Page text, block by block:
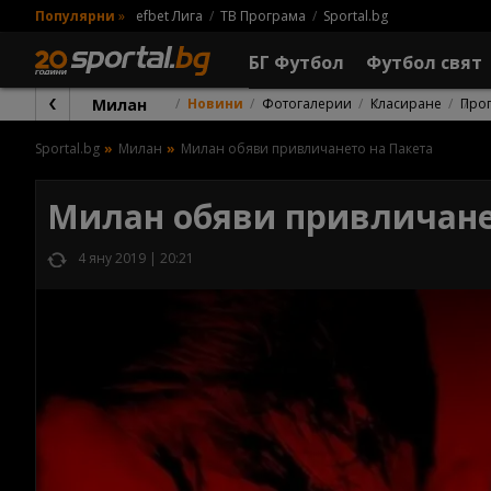
Популярни » efbet Лига ТВ Програма Sportal.bg
БГ Футбол Футбол свят
Милан Новини Фотогалерии Класиране
Sportal.bg Милан Милан обяви привличането на Пакета
Милан обяви
4 яну 2019 | 20:21